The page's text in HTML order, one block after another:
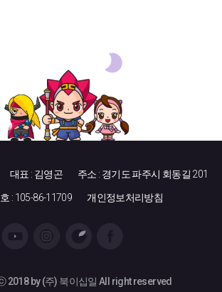
대표 : 김영곤 주소 : 경기도 파주시 회동길 201
: 105-86-11709 개인정보처리방침
2018 by (주) 북이십일 All right reserved